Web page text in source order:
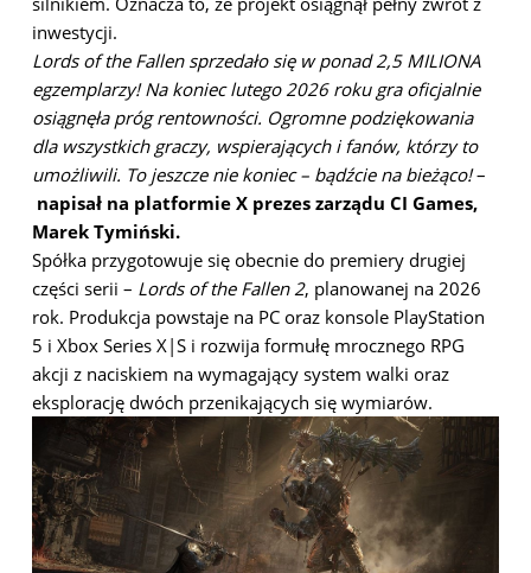
inwestycji.
Lords of the Fallen sprzedało się w ponad 2,5 MILIONA
egzemplarzy! Na koniec lutego 2026 roku gra oficjalnie
osiągnęła próg rentowności. Ogromne podziękowania
dla wszystkich graczy, wspierających i fanów, którzy to
umożliwili. To jeszcze nie koniec – bądźcie na bieżąco!–
napisał na platformie X prezes zarządu CI Games,
Marek Tymiński.
Spółka przygotowuje się obecnie do premiery drugiej
części serii – Lords of the Fallen 2, planowanej na 2026
rok. Produkcja powstaje na PC oraz konsole PlayStation
5 i Xbox Series X|S i rozwija formułę mrocznego RPG
akcji z naciskiem na wymagający system walki oraz
eksplorację dwóch przenikających się wymiarów.